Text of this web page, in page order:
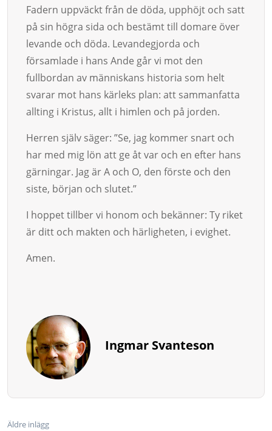
Fadern uppväckt från de döda, upphöjt och satt
på sin högra sida och bestämt till domare över
levande och döda. Levandegjorda och
församlade i hans Ande går vi mot den
fullbordan av människans historia som helt
svarar mot hans kärleks plan: att sammanfatta
allting i Kristus, allt i himlen och på jorden.
Herren själv säger: ”Se, jag kommer snart och
har med mig lön att ge åt var och en efter hans
gärningar. Jag är A och O, den förste och den
siste, början och slutet.”
I hoppet tillber vi honom och bekänner: Ty riket
är ditt och makten och härligheten, i evighet.
Amen.
Ingmar Svanteson
Äldre inlägg